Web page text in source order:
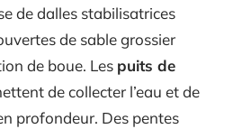
de dalles stabilisatrices
de sable grossier
de boue. Les puits de
de collecter l’eau et de
profondeur. Des pentes